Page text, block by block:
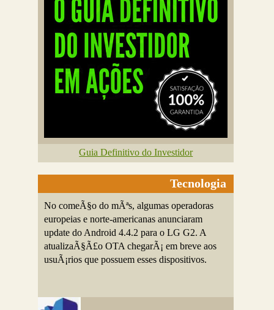
Guia Definitivo do Investidor
Tecnologia
No comeÃ§o do mÃªs, algumas operadoras
europeias e norte-americanas anunciaram
update do Android 4.4.2 para o LG G2. A
atualizaÃ§Ã£o OTA chegarÃ¡ em breve aos
usuÃ¡rios que possuem esses dispositivos.